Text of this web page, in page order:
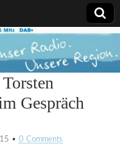
Gespräch
• 0 Comments